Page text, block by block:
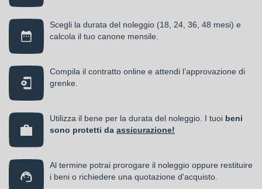
Scegli la durata del noleggio (18, 24, 36, 48 mesi) e
calcola il tuo canone mensile.
Compila il contratto online e attendi l’approvazione di
grenke.
Utilizza il bene per la durata del noleggio. I tuoi beni
sono protetti da assicurazione!
Al termine potrai prorogare il noleggio oppure restituire
i beni o richiedere una quotazione d'acquisto.